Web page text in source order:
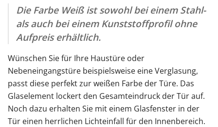
Die Farbe Weiß ist sowohl bei einem Stahl-
als auch bei einem Kunststoffprofil ohne
Aufpreis erhältlich.
Wünschen Sie für Ihre Haustüre oder
Nebeneingangstüre beispielsweise eine Verglasung,
passt diese perfekt zur weißen Farbe der Türe. Das
Glaselement lockert den Gesamteindruck der Tür auf.
Noch dazu erhalten Sie mit einem Glasfenster in der
Tür einen herrlichen Lichteinfall für den Innenbereich.